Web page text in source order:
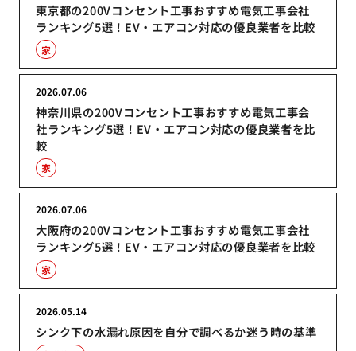
東京都の200Vコンセント工事おすすめ電気工事会社
ランキング5選！EV・エアコン対応の優良業者を比較
家
神奈川県の200Vコンセント工事おすすめ電気工事会
社ランキング5選！EV・エアコン対応の優良業者を比
較
2026.07.06
家
大阪府の200Vコンセント工事おすすめ電気工事会社
ランキング5選！EV・エアコン対応の優良業者を比較
2026.07.06
家
シンク下の水漏れ原因を自分で調べるか迷う時の基準
2026.05.14